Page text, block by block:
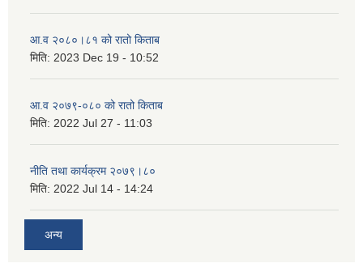
आ.व २०८०।८१ को रातो किताब
मिति: 2023 Dec 19 - 10:52
आ.व २०७९-०८० को रातो किताब
मिति: 2022 Jul 27 - 11:03
नीति तथा कार्यक्रम २०७९।८०
मिति: 2022 Jul 14 - 14:24
अन्य